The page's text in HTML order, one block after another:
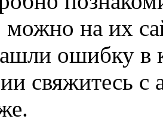
можно на их
ошибку в
свяжитесь